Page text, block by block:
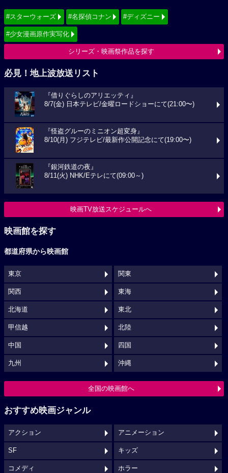
#スターウォーズ #名探偵コナン #ディズニー
#少女漫画原作実写化
シリーズ・映画祭作品を探す
必見！地上波放送リスト
『借りぐらしのアリエッティ』
8/7(金) 日本テレビ/金曜ロードショーにて(21:00〜)
『怪盗グルーのミニオン超変身』
8/10(月) フジテレビ/最新作公開記念にて(19:00〜)
『銀河鉄道の夜』
8/11(火) NHK/Eテレにて(09:00～)
映画TV放送スケジュールへ
映画館を探す
都道府県から映画館
東京 関東
関西 東海
北海道 東北
甲信越 北陸
中国 四国
九州 沖縄
全国の映画館へ
おすすめ映画ジャンル
アクション アニメーション
SF キッズ
コメディ ホラー